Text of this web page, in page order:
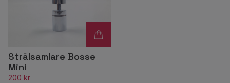
Strålsamlare Bosse
Mini
200 kr